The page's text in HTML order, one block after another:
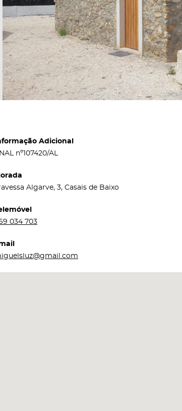
Adicional
nº107420/AL
Algarve, 3, Casais de Baixo
034 703